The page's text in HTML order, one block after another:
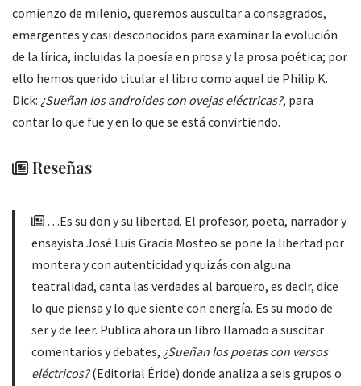
comienzo de milenio, queremos auscultar a consagrados,
emergentes y casi desconocidos para examinar la evolución
de la lírica, incluidas la poesía en prosa y la prosa poética; por
ello hemos querido titular el libro como aquel de Philip K.
Dick: ¿Sueñan los androides con ovejas eléctricas?, para
contar lo que fue y en lo que se está convirtiendo.
Reseñas
…Es su don y su libertad. El profesor, poeta, narrador y
ensayista José Luis Gracia Mosteo se pone la libertad por
montera y con autenticidad y quizás con alguna
teatralidad, canta las verdades al barquero, es decir, dice
lo que piensa y lo que siente con energía. Es su modo de
ser y de leer. Publica ahora un libro llamado a suscitar
comentarios y debates, ¿Sueñan los poetas con versos
eléctricos?(Editorial Éride) donde analiza a seis grupos o